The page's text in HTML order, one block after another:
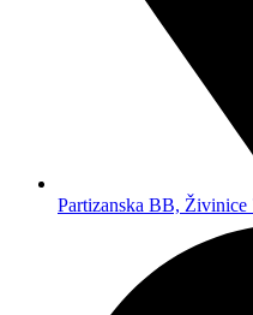
Partizanska BB, Živinice